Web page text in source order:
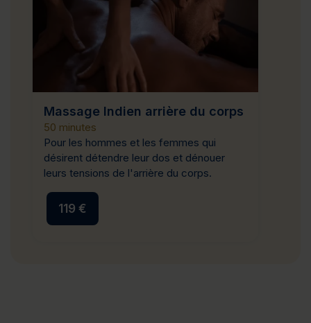
Massage Indien arrière du corps
50 minutes
Pour les hommes et les femmes qui
désirent détendre leur dos et dénouer
leurs tensions de l'arrière du corps.
119 €